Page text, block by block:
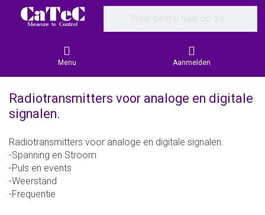
Menu Aanmelden
Radiotransmitters voor analoge en digitale
signalen.
Radiotransmitters voor analoge en digitale signalen.
-Spanning en Stroom
-Puls en events
-Weerstand
-Frequentie